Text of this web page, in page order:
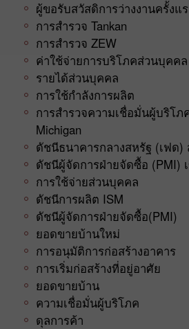
ผู้ขอรับสวัสดิการว่างงานครั้งแ
การสำรวจ Tankan
การสำรวจ ZEW
ค่าใช้จ่ายการบริโภคส่วนบุคค
รายได้ส่วนบุคคล
การใช้กำลังการผลิต
การสำรวจความเชื่อมั่นผู้บริโภ
Michigan
ดัชนีธนาคารกลางสหรัฐ (เฟด)
ดัชนีผู้จัดการฝ่ายจัดซื้อ (PMI)
การใช้จ่ายส่วนบุคคล
ดัชนีการผลิต ISM
ดัชนีผู้จัดการฝ่ายจัดซื้อ(PMI)
ยอดขายบ้านใหม่
การอนุมัติการก่อสร้างอาคาร
การเริ่มก่อสร้างที่อยู่อาศัย
ยอดขายบ้าน
ความเชื่อมั่นผู้บริโภค
ดุลการค้า